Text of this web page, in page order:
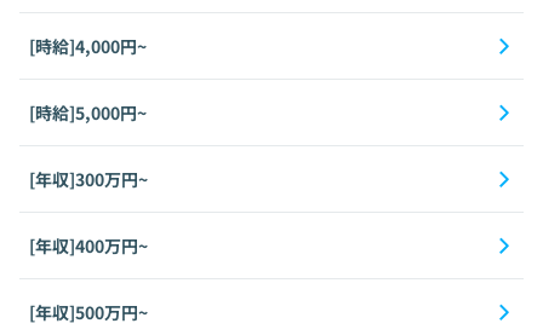
[時給]4,000円~
[時給]5,000円~
[年収]300万円~
[年収]400万円~
[年収]500万円~